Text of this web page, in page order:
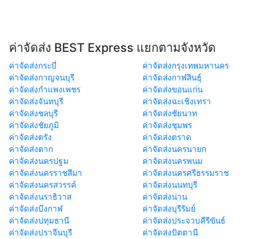
ค่าจัดส่ง BEST Express แยกตามจังหวัด
ค่าจัดส่งกระบี่
ค่าจัดส่งกรุงเทพมหานคร
ค่าจัดส่งกาญจนบุรี
ค่าจัดส่งกาฬสินธุ์
ค่าจัดส่งกำแพงเพชร
ค่าจัดส่งขอนแก่น
ค่าจัดส่งจันทบุรี
ค่าจัดส่งฉะเชิงเทรา
ค่าจัดส่งชลบุรี
ค่าจัดส่งชัยนาท
ค่าจัดส่งชัยภูมิ
ค่าจัดส่งชุมพร
ค่าจัดส่งตรัง
ค่าจัดส่งตราด
ค่าจัดส่งตาก
ค่าจัดส่งนครนายก
ค่าจัดส่งนครปฐม
ค่าจัดส่งนครพนม
ค่าจัดส่งนครราชสีมา
ค่าจัดส่งนครศรีธรรมราช
ค่าจัดส่งนครสวรรค์
ค่าจัดส่งนนทบุรี
ค่าจัดส่งนราธิวาส
ค่าจัดส่งน่าน
ค่าจัดส่งบึงกาฬ
ค่าจัดส่งบุรีรัมย์
ค่าจัดส่งปทุมธานี
ค่าจัดส่งประจวบคีรีขันธ์
ค่าจัดส่งปราจีนบุรี
ค่าจัดส่งปัตตานี